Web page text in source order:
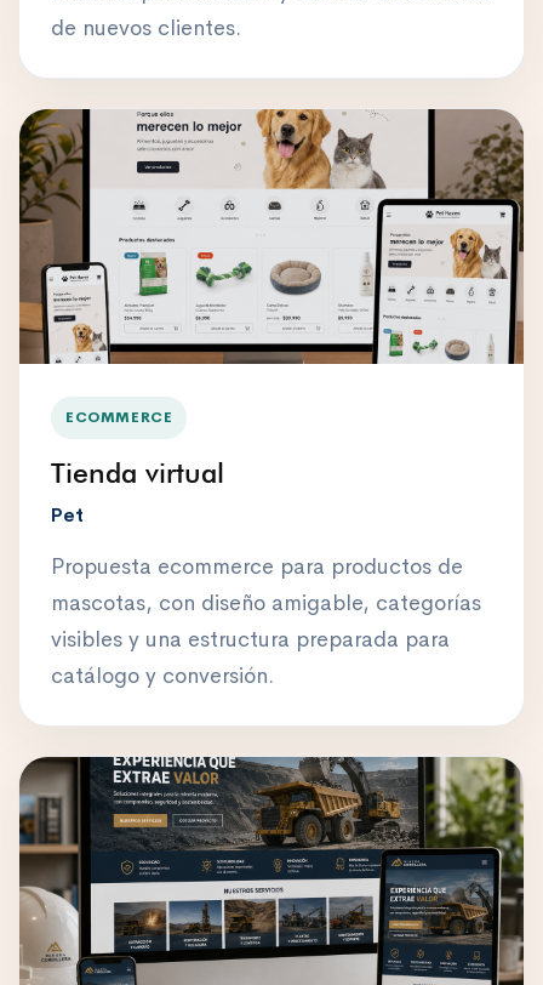
de nuevos clientes.
ECOMMERCE
Tienda virtual
Pet
Propuesta ecommerce para productos de
mascotas, con diseño amigable, categorías
visibles y una estructura preparada para
catálogo y conversión.